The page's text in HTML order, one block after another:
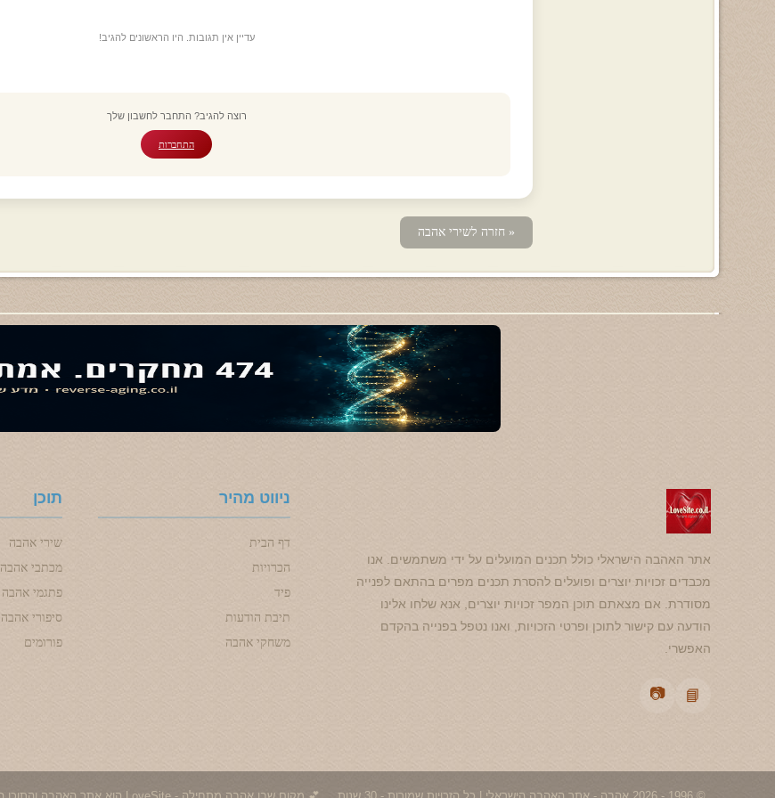
עדיין אין תגובות. היו הראשונים להגיב!
רוצה להגיב? התחבר לחשבון שלך
התחברות
« חזרה לשירי אהבה
אתר האהבה הישראלי כולל תכנים המועלים על ידי משתמשים. אנו
מכבדים זכויות יוצרים ופועלים להסרת תכנים מפרים בהתאם לפנייה
מסודרת. אם מצאתם תוכן המפר זכויות יוצרים, אנא שלחו אלינו
הודעה עם קישור לתוכן ופרטי הזכויות, ואנו נטפל בפנייה בהקדם
האפשרי.
📘
📷
ניווט מהיר
דף הבית
הכרויות
פיד
תיבת הודעות
משחקי אהבה
תוכן
שירי אהבה
מכתבי אהבה
פתגמי אהבה
סיפורי אהבה
פורומים